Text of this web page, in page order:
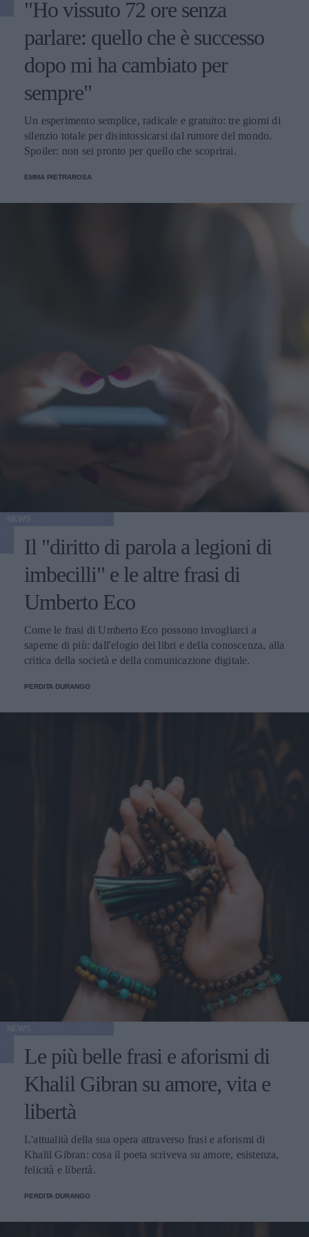
"Ho vissuto 72 ore senza
parlare: quello che è successo
dopo mi ha cambiato per
sempre"
Un esperimento semplice, radicale e gratuito: tre giorni di
silenzio totale per disintossicarsi dal rumore del mondo.
Spoiler: non sei pronto per quello che scoprirai.
EMMA PIETRAROSA
Il "diritto di parola a legioni di
imbecilli" e le altre frasi di
Umberto Eco
Come le frasi di Umberto Eco possono invogliarci a
saperne di più: dall'elogio dei libri e della conoscenza, alla
critica della società e della comunicazione digitale.
PERDITA DURANGO
Le più belle frasi e aforismi di
Khalil Gibran su amore, vita e
libertà
L'attualità della sua opera attraverso frasi e aforismi di
Khalil Gibran: cosa il poeta scriveva su amore, esistenza,
felicità e libertà.
PERDITA DURANGO